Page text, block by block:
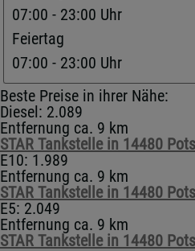
07:00 - 23:00 Uhr
Feiertag
07:00 - 23:00 Uhr
Beste Preise in ihrer Nähe:
Diesel: 2.089
Entfernung ca. 9 km
STAR Tankstelle in 14480
E10: 1.989
Entfernung ca. 9 km
STAR Tankstelle in 14480
E5: 2.049
Entfernung ca. 9 km
STAR Tankstelle in 14480